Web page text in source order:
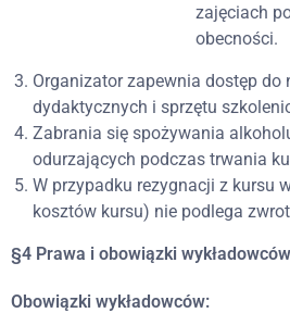
zajęciach
obecności.
Organizator zapewnia dostęp do
dydaktycznych i sprzętu
Zabrania się spożywania
odurzających podczas trwania
W przypadku rezygnacji z kursu
kosztów kursu) nie podlega
§4 Prawa i obowiązki wykładowców
Obowiązki wykładowców: